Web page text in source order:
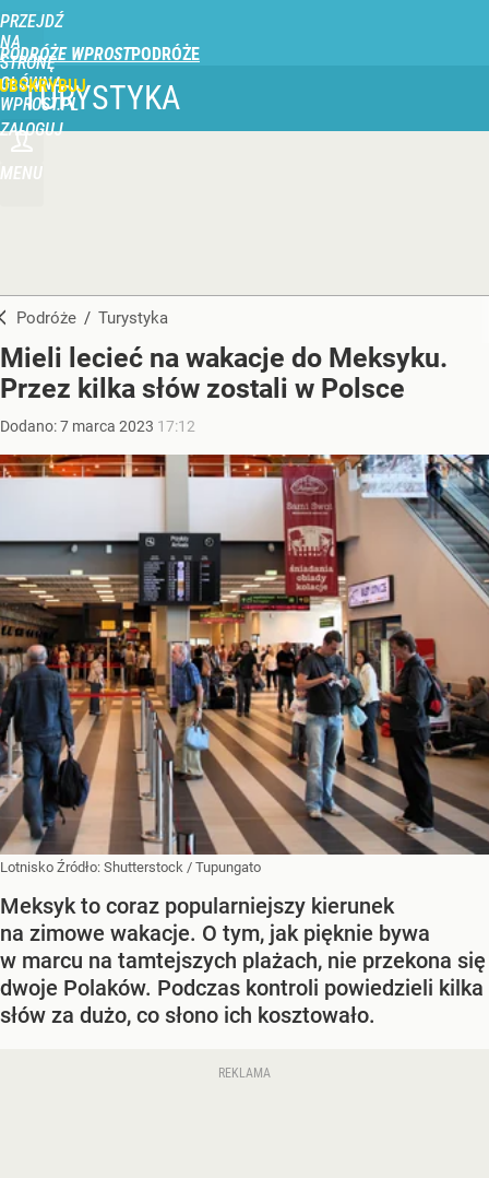
PRZEJDŹ
NA
STRONĘ
GŁÓWNĄ
WPROST.PL
PODRÓŻE WPROST
ZALOGUJ
MENU
TURYSTYKA
Podróże / Turystyka
Mieli lecieć na wakacje do Meksyku.
Przez kilka słów zostali w Polsce
Dodano:7 marca 2023 17:12
Lotnisko Źródło: Shutterstock / Tupungato
Meksyk to coraz popularniejszy kierunek
na zimowe wakacje. O tym, jak pięknie bywa
w marcu na tamtejszych plażach, nie przekona się
dwoje Polaków. Podczas kontroli powiedzieli kilka
słów za dużo, co słono ich kosztowało.